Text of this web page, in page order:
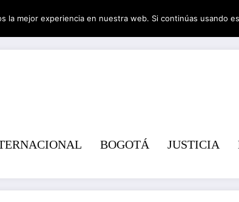
BOGOTÁ JUSTICIA
la mejor experiencia en nuestra web. Si continúas usando